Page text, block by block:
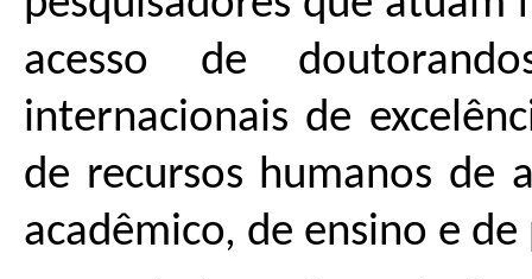
acesso de
internacionais de
de recursos humanos de
acadêmico, de ensino e